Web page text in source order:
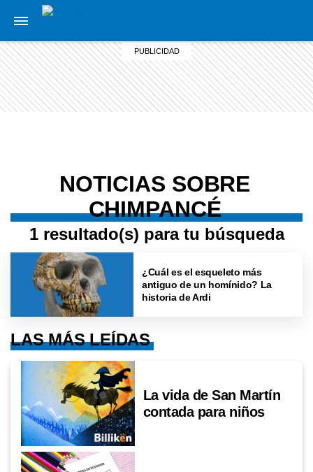
NOTICIAS SOBRE
CHIMPANCÉ
1 resultado(s) para tu búsqueda
¿Cuál es el esqueleto más
antiguo de un homínido? La
historia de Ardi
LAS MÁS LEÍDAS
La vida de San Martín
contada para niños